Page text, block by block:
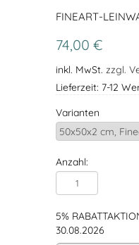
FINEART-
74,00 €
inkl. MwSt. zzgl.
Lieferzeit: 7-12
Varianten
Anzahl:
5%
30.08.2026